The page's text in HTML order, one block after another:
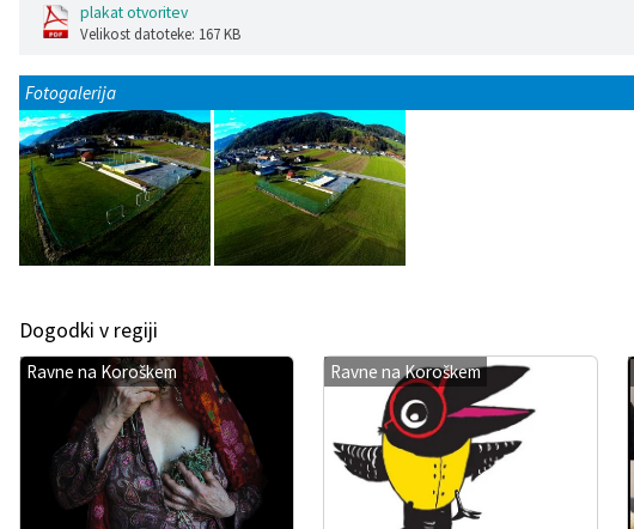
plakat otvoritev
Velikost datoteke: 167 KB
Fotogalerija
Dogodki v regiji
Ravne na Koroškem Ravne na Koroškem